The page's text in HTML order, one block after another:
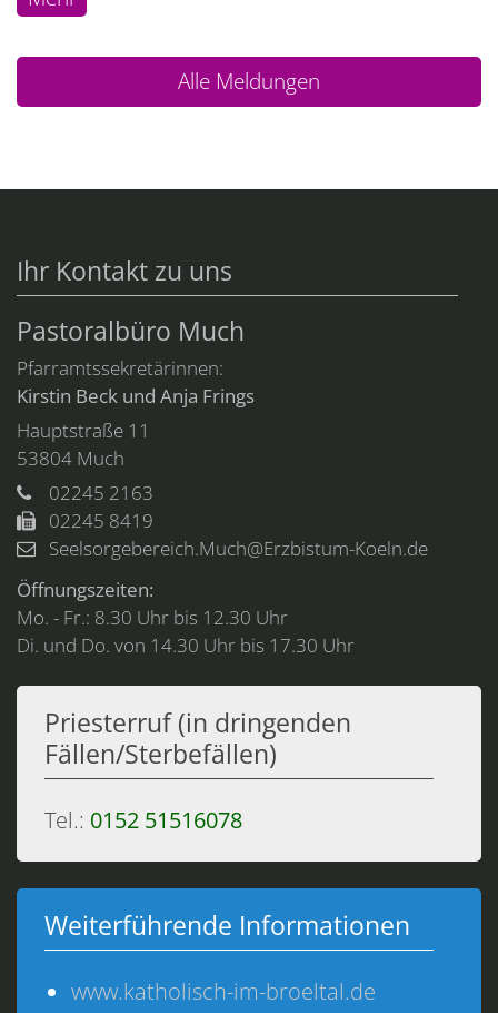
Alle Meldungen
Ihr Kontakt zu uns
Pastoralbüro Much
Pfarramtssekretärinnen:
Kirstin Beck und Anja Frings
Hauptstraße 11
53804 Much
02245 2163
02245 8419
Seelsorgebereich.Much@Erzbistum-Koeln.de
Öffnungszeiten:
Mo. - Fr.: 8.30 Uhr bis 12.30 Uhr
Di. und Do. von 14.30 Uhr bis 17.30 Uhr
Priesterruf (in dringenden
Fällen/Sterbefällen)
Tel.: 0152 51516078
Weiterführende Informationen
www.katholisch-im-broeltal.de